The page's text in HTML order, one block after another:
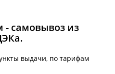
- самовывоз из
выдачи, по тарифам